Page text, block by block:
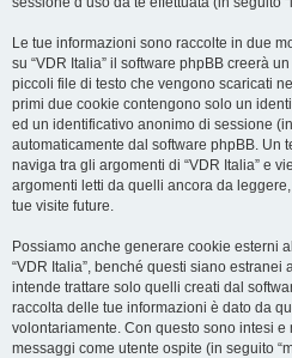
Le tue informazioni sono raccolte in due
su “VDR Italia” il software phpBB creerà
piccoli file di testo che vengono scaricati
primi due cookie contengono solo un
ed un identificativo anonimo di sessione
automaticamente dal software phpBB. Un
naviga tra gli argomenti di “VDR Italia” e
argomenti letti da quelli ancora da
tue visite future.
Possiamo anche generare cookie esterni
“VDR Italia”, benché questi siano
intende trattare solo quelli creati dal
raccolta delle tue informazioni è dato da
volontariamente. Con questo sono intesi e
messaggi come utente ospite (in seguito